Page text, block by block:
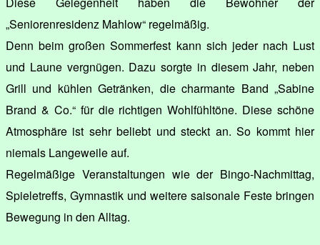
„Seniorenresidenz Mahlow“ regelmäßig.
Denn beim großen Sommerfest kann sich jeder nach Lust
und Laune vergnügen. Dazu sorgte in diesem Jahr, neben
Grill und kühlen Getränken, die charmante Band „Sabine
Brand & Co.“ für die richtigen Wohlfühltöne. Diese schöne
Atmosphäre ist sehr beliebt und steckt an. So kommt hier
niemals Langeweile auf.
Regelmäßige Veranstaltungen wie der Bingo-Nachmittag,
Spieletreffs, Gymnastik und weitere saisonale Feste bringen
Bewegung in den Alltag.